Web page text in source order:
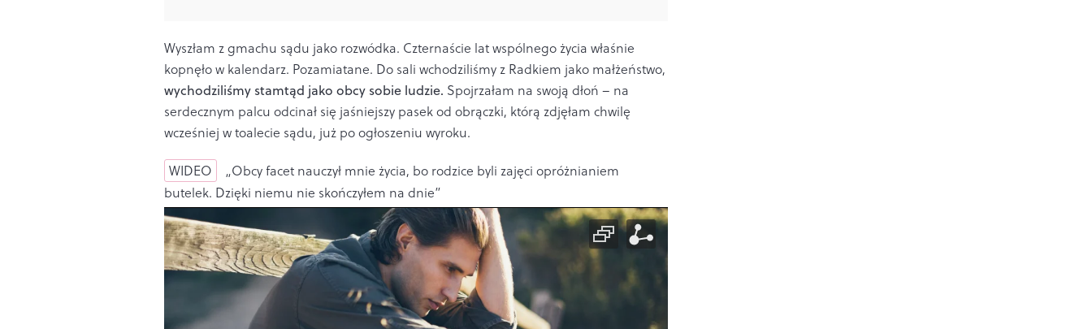
Wyszłam z gmachu sądu jako rozwódka. Czternaście lat wspólnego życia właśnie
kopnęło w kalendarz. Pozamiatane. Do sali wchodziliśmy z Radkiem jako małżeństwo,
wychodziliśmy stamtąd jako obcy sobie ludzie. Spojrzałam na swoją dłoń – na
serdecznym palcu odcinał się jaśniejszy pasek od obrączki, którą zdjęłam chwilę
wcześniej w toalecie sądu, już po ogłoszeniu wyroku.
WIDEO
„Obcy facet nauczył mnie życia, bo rodzice byli zajęci opróżnianiem
butelek. Dzięki niemu nie skończyłem na dnie”